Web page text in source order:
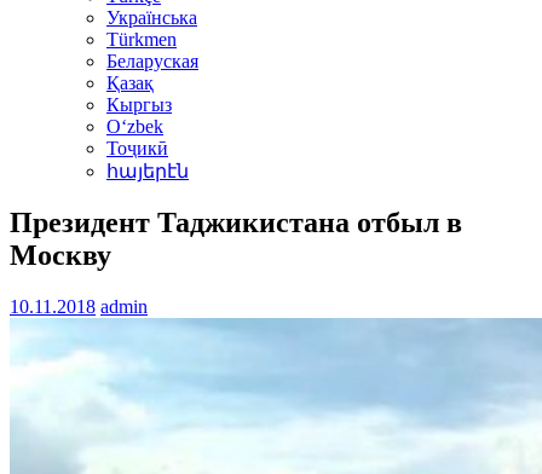
Українська
Türkmen
Беларуская
Қазақ
Кыргыз
Oʻzbek
Тоҷикӣ
հայերէն
Президент Таджикистана отбыл в
Москву
10.11.2018 admin